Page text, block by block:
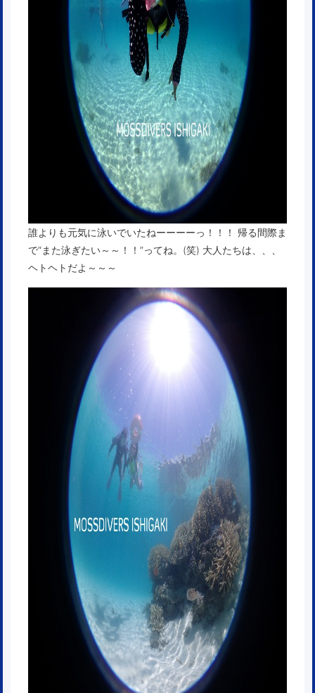
誰よりも元気に泳いでいたねーーーーっ！！！ 帰る間際ま
で“また泳ぎたい～～！！”ってね。(笑) 大人たちは、、、
ヘトヘトだよ～～～